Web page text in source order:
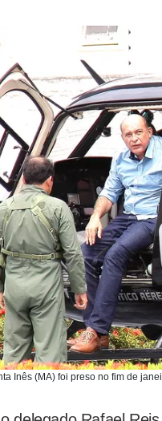
Inês (MA) foi preso no fim de